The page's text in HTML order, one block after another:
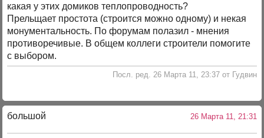
какая у этих домиков теплопроводность?
Прельщает простота (строится можно одному) и некая
монументальность. По форумам полазил - мнения
противоречивые. В общем коллеги строители помогите
с выбором.
Посл. ред. 26 Марта 11, 23:37 от Гудвин
большой 26 Марта 11, 21:31